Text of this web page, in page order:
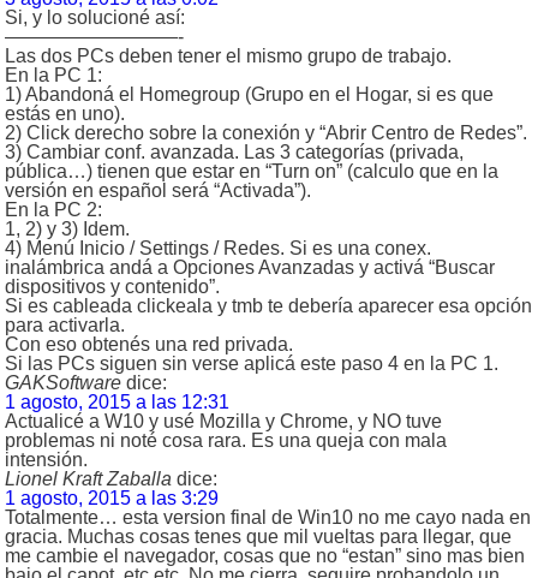
Si, y lo solucioné así:
—————————-
Las dos PCs deben tener el mismo grupo de trabajo.
En la PC 1:
1) Abandoná el Homegroup (Grupo en el Hogar, si es que
estás en uno).
2) Click derecho sobre la conexión y “Abrir Centro de Redes”.
3) Cambiar conf. avanzada. Las 3 categorías (privada,
pública…) tienen que estar en “Turn on” (calculo que en la
versión en español será “Activada”).
En la PC 2:
1, 2) y 3) Idem.
4) Menú Inicio / Settings / Redes. Si es una conex.
inalámbrica andá a Opciones Avanzadas y activá “Buscar
dispositivos y contenido”.
Si es cableada clickeala y tmb te debería aparecer esa opción
para activarla.
Con eso obtenés una red privada.
Si las PCs siguen sin verse aplicá este paso 4 en la PC 1.
GAKSoftware dice:
1 agosto, 2015 a las 12:31
Actualicé a W10 y usé Mozilla y Chrome, y NO tuve
problemas ni noté cosa rara. Es una queja con mala
intensión.
Lionel Kraft Zaballa dice:
1 agosto, 2015 a las 3:29
Totalmente… esta version final de Win10 no me cayo nada en
gracia. Muchas cosas tenes que mil vueltas para llegar, que
me cambie el navegador, cosas que no “estan” sino mas bien